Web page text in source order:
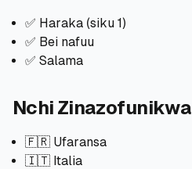
✅ Haraka (siku 1)
✅ Bei nafuu
✅ Salama
Nchi Zinazofunikwa
🇫🇷 Ufaransa
🇮🇹 Italia